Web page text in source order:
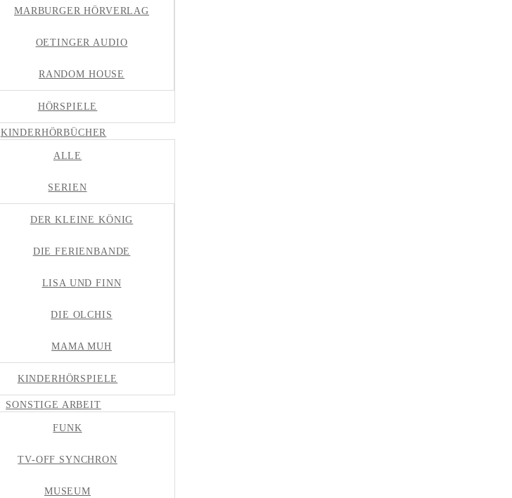
MARBURGER HÖRVERLAG
OETINGER AUDIO
RANDOM HOUSE
HÖRSPIELE
KINDERHÖRBÜCHER
ALLE
SERIEN
DER KLEINE KÖNIG
DIE FERIENBANDE
LISA UND FINN
DIE OLCHIS
MAMA MUH
KINDERHÖRSPIELE
SONSTIGE ARBEIT
FUNK
TV-OFF SYNCHRON
MUSEUM